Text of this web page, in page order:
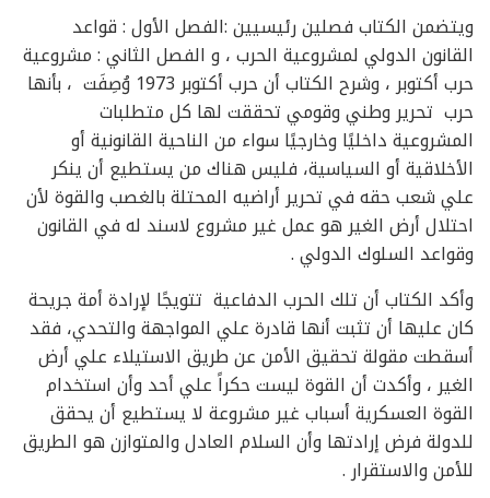
ويتضمن الكتاب فصلين رئيسيين :الفصل الأول : قواعد
القانون الدولي لمشروعية الحرب ، و الفصل الثاني : مشروعية
حرب أكتوبر ، وشرح الكتاب أن حرب أكتوبر 1973 وُصِفَت ، بأنها
حرب تحرير وطني وقومي تحققت لها كل متطلبات
المشروعية داخليًا وخارجيًا سواء من الناحية القانونية أو
الأخلاقية أو السياسية‏،‏ فليس هناك من يستطيع أن ينكر
علي شعب حقه في تحرير أراضيه المحتلة بالغصب والقوة لأن
احتلال أرض الغير هو عمل غير مشروع لاسند له في القانون
وقواعد السلوك الدولي‏ .
وأكد الكتاب أن تلك الحرب الدفاعية تتويجًا لإرادة أمة جريحة
كان عليها أن تثبت أنها قادرة علي المواجهة والتحدي، فقد
أسقطت مقولة تحقيق الأمن عن طريق الاستيلاء علي أرض
الغير ، وأكدت أن القوة ليست حكراً علي أحد وأن استخدام
القوة العسكرية أسباب غير مشروعة لا يستطيع أن يحقق
للدولة فرض إرادتها وأن السلام العادل والمتوازن هو الطريق
للأمن والاستقرار .